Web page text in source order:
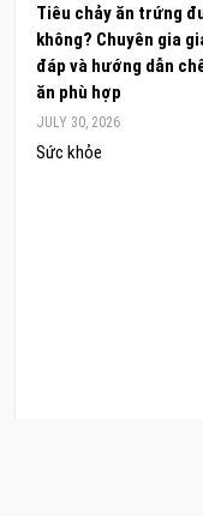
Tiêu chảy ăn trứng
không? Chuyên gia
đáp và hướng dẫn
ăn phù hợp
JULY 30, 2026
Sức khỏe